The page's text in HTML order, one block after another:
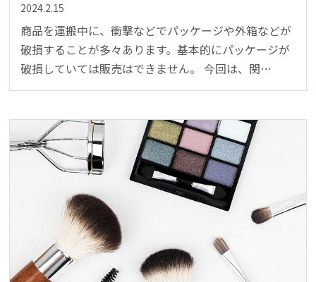
2024.2.15
商品を運搬中に、衝撃などでパッケージや外箱などが
破損することが多々あります。基本的にパッケージが
破損していては販売はできません。 今回は、関…